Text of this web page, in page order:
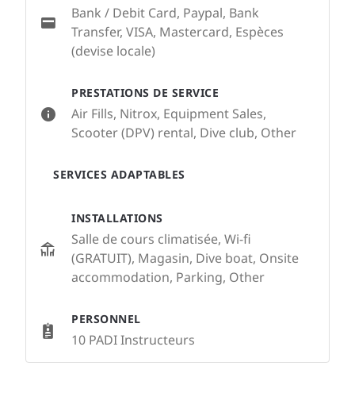
PRESTATIONS DE SERVICE
Air Fills, Nitrox, Equipment Sales,
Scooter (DPV) rental, Dive club, Other
SERVICES ADAPTABLES
INSTALLATIONS
Salle de cours climatisée, Wi-fi
(GRATUIT), Magasin, Dive boat, Onsite
accommodation, Parking, Other
PERSONNEL
10 PADI Instructeurs
Bank / Debit Card, Paypal, Bank
Transfer, VISA, Mastercard, Espèces
(devise locale)